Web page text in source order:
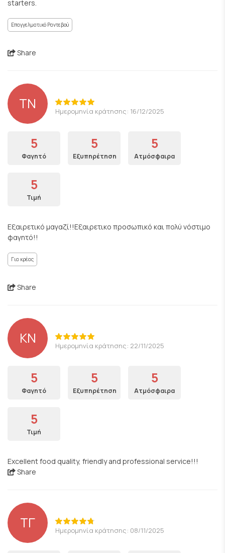
starters.
Επαγγελματικό Ραντεβού
Share
TN Ημερομηνία κράτησης: 16/12/2025
5
Φαγητό
5
Εξυπηρέτηση
5
Ατμόσφαιρα
5
Τιμή
Εξαιρετικό μαγαζί!!Εξαιρετικο προσωπικό και πολύ νόστιμο
φαγητό!!
Για κρέας
Share
KN Ημερομηνία κράτησης: 22/11/2025
5
Φαγητό
5
Εξυπηρέτηση
5
Ατμόσφαιρα
5
Τιμή
Excellent food quality, friendly and professional service!!!
Share
ΤΓ Ημερομηνία κράτησης: 08/11/2025